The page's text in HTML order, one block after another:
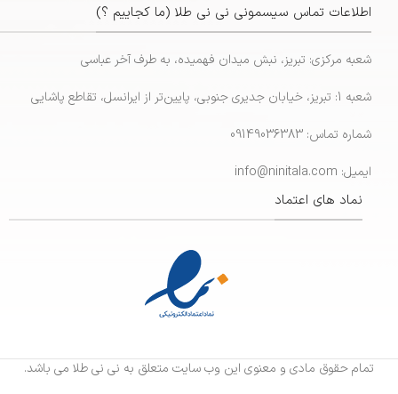
اطلاعات تماس سیسمونی نی نی طلا (ما کجاییم ؟)
شعبه مرکزی: تبریز، نبش میدان فهمیده، به طرف آخر عباسی
شعبه 1: تبریز، خیابان جدیری جنوبی، پایین‌تر از ایرانسل، تقاطع پاشایی
شماره تماس: 09149036383
ایمیل: info@ninitala.com
نماد های اعتماد
تمام حقوق مادی و معنوی این وب سایت متعلق به نی نی طلا می باشد.